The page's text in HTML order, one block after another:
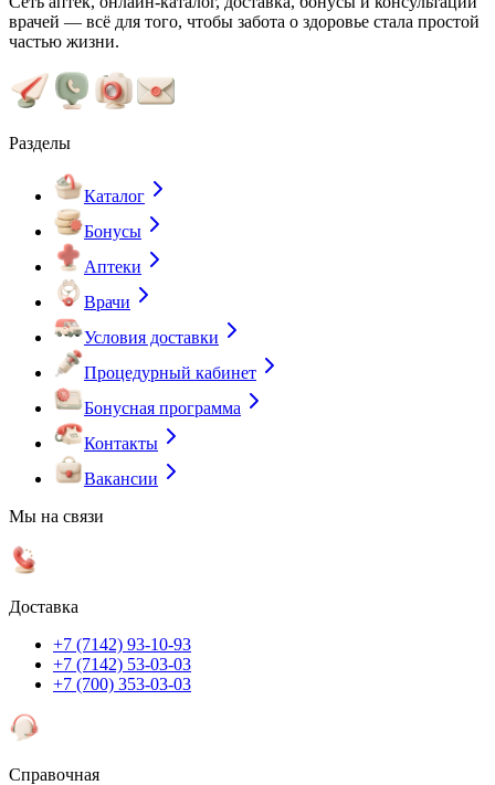
врачей — всё для того, чтобы забота о здоровье стала простой
частью жизни.
Разделы
Каталог
Бонусы
Аптеки
Врачи
Условия доставки
Процедурный кабинет
Бонусная программа
Контакты
Вакансии
Мы на связи
Доставка
+7 (7142) 93-10-93
+7 (7142) 53-03-03
+7 (700) 353-03-03
Справочная